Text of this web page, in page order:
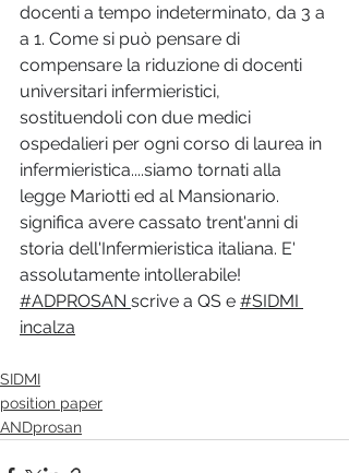
docenti a tempo indeterminato, da 3 a
a 1. Come si può pensare di
compensare la riduzione di docenti
universitari infermieristici,
sostituendoli con due medici
ospedalieri per ogni corso di laurea in
infermieristica....siamo tornati alla
legge Mariotti ed al Mansionario.
significa avere cassato trent'anni di
storia dell'Infermieristica italiana. E'
assolutamente intollerabile!
#ADPROSAN scrive a QS e #SIDMI
incalza
SIDMI
position paper
ANDprosan